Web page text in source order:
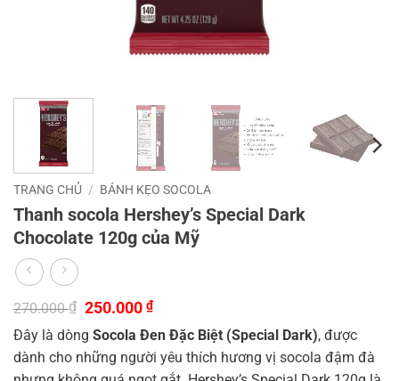
TRANG CHỦ / BÁNH KẸO SOCOLA
Thanh socola Hershey’s Special Dark
Chocolate 120g của Mỹ
270.000₫ Giá
là:
270.000 ₫.
250.000 ₫Giá
tại
là:
250.000 ₫.
Đây là dòng Socola Đen Đặc Biệt (Special Dark), được
dành cho những người yêu thích hương vị socola đậm đà